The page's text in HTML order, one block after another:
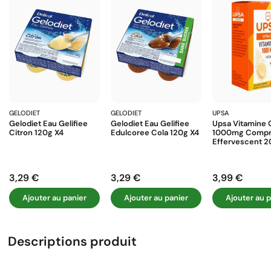
GELODIET
Gelodiet Eau Gelifiee
Citron 120g X4
Prix
3,29 €
Ajouter au panier
GELODIET
Gelodiet Eau Gelifiee
Edulcoree Cola 120g X4
Prix
3,29 €
Ajouter au panier
UPSA
Upsa Vitamine
1000mg
Effervescent
Prix
3,99 €
Ajouter au
Descriptions produit